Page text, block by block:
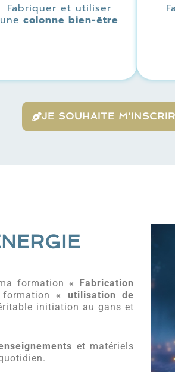
Fabriquer et utiliser
une colonne bien-être
JE SOUHAITE
formation « Fabrication
« utilisation de
initiation au gans et
et matériels